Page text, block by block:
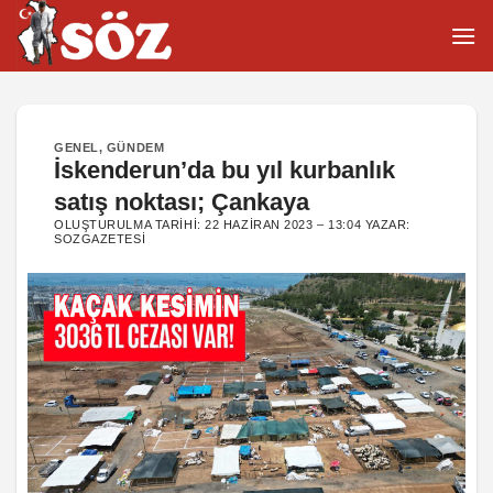
İçeriğe
atla
GENEL, GÜNDEM
İskenderun’da bu yıl kurbanlık
satış noktası; Çankaya
OLUŞTURULMA TARIHI:22 HAZIRAN 2023 – 13:04 YAZAR:
SOZGAZETESI